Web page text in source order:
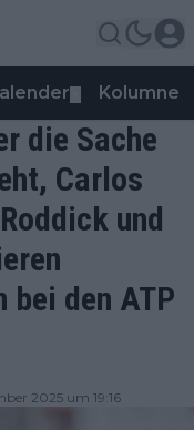
Kolumnen
die Sache
Carlos
und
bei den ATP
2025 um 19:16